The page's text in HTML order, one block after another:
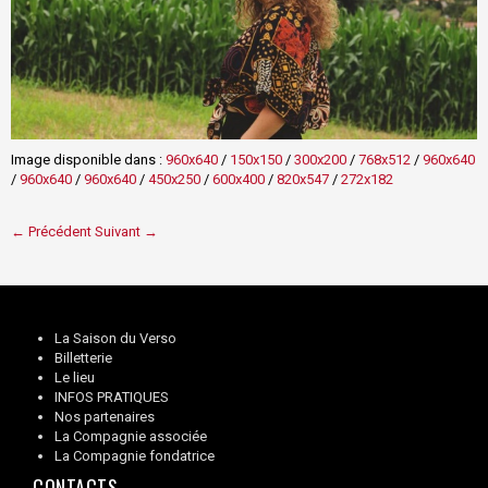
Image disponible dans : 960x640 / 150x150 / 300x200 / 768x512 / 960x640
/ 960x640 / 960x640 / 450x250 / 600x400 / 820x547 / 272x182
← Précédent Suivant →
La Saison du Verso
Billetterie
Le lieu
INFOS PRATIQUES
Nos partenaires
La Compagnie associée
La Compagnie fondatrice